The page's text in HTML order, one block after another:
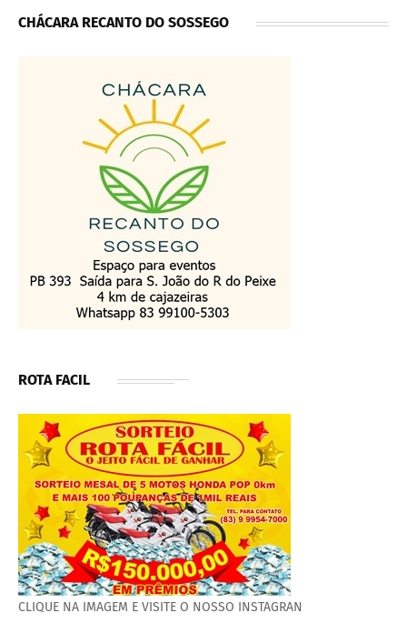
CHÁCARA RECANTO DO SOSSEGO
ROTA FACIL
CLIQUE NA IMAGEM E VISITE O NOSSO INSTAGRAN